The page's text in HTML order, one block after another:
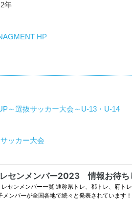
年
HP
～選抜サッカー大会～U-13・U-14
ッカー大会